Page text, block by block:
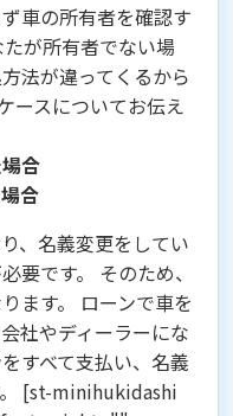
車の所有者を確認す
が所有者でない場
法が違ってくるから
ースについてお伝え
合
合
、名義変更をしてい
要です。 そのため、
ます。 ローンで車を
社やディーラーにな
すべて支払い、名義
[st-minihukidashi